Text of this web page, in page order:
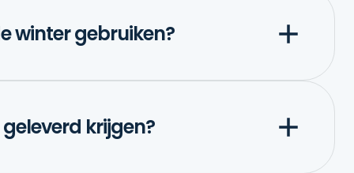
winter gebruiken?
krijgen?